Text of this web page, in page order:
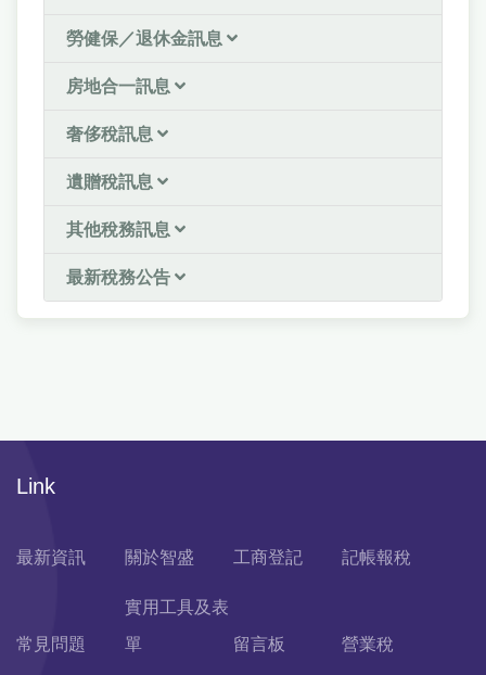
勞健保／退休金訊息
房地合一訊息
奢侈稅訊息
遺贈稅訊息
其他稅務訊息
最新稅務公告
Link
最新資訊 關於智盛 工商登記 記帳報稅
常見問題
實用工具及表
單
留言板 營業稅